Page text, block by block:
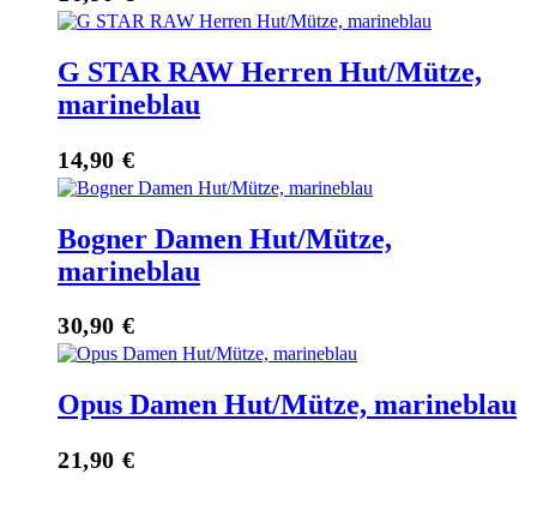
G STAR RAW Herren Hut/Mütze,
marineblau
14,90 €
Bogner Damen Hut/Mütze,
marineblau
30,90 €
Opus Damen Hut/Mütze, marineblau
21,90 €